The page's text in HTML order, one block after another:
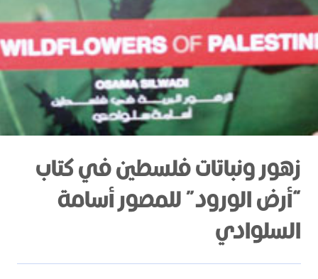
زهور ونباتات فلسطين في كتاب
“أرض الورود” للمصور أسامة
السلوادي